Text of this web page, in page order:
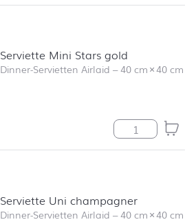
Serviette Mini Stars gold
Dinner-Servietten Airlaid –40 cm×40 cm
Serviette Mini
Serviette Uni champagner
Dinner-Servietten Airlaid –40 cm×40 cm